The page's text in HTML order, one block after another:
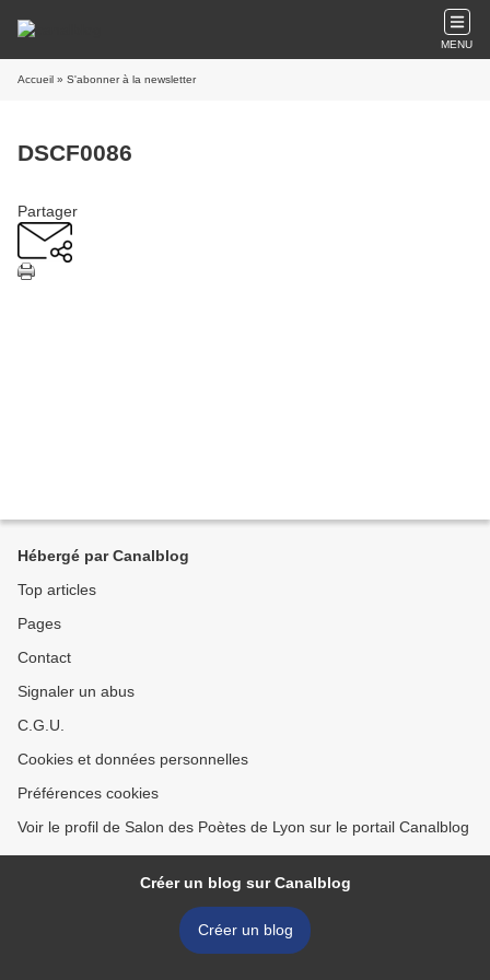
MENU
Accueil » S'abonner à la newsletter
DSCF0086
Partager
Hébergé par Canalblog
Top articles
Pages
Contact
Signaler un abus
C.G.U.
Cookies et données personnelles
Préférences cookies
Voir le profil de Salon des Poètes de Lyon sur le portail Canalblog
Créer un blog sur Canalblog
Créer un blog